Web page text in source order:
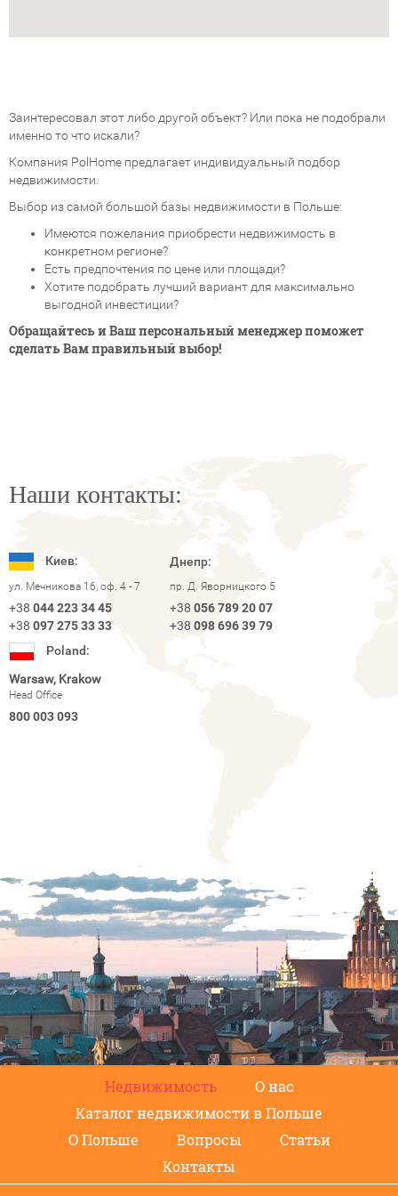
Заинтересовал этот либо другой объект? Или пока не подобрали
именно то что искали?
Компания PolHome предлагает индивидуальный подбор
недвижимости.
Выбор из самой большой базы недвижимости в Польше:
Имеются пожелания приобрести недвижимость в
конкретном регионе?
Есть предпочтения по цене или площади?
Хотите подобрать лучший вариант для максимально
выгодной инвестиции?
Обращайтесь и Ваш персональный менеджер поможет
сделать Вам правильный выбор!
Наши контакты:
Киев:
ул. Мечникова 16, оф. 4 - 7
+38 044 223 34 45
+38 097 275 33 33
Днепр:
пр. Д. Яворницкого 5
+38 056 789 20 07
+38 098 696 39 79
Poland:
Warsaw, Krakow
Head Office
800 003 093
Недвижимость
О нас
Каталог недвижимости в Польше
О Польше
Вопросы
Статьи
Контакты